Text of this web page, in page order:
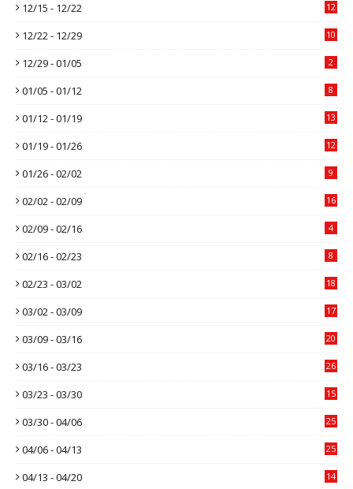
12/15 - 12/22 12
12/22 - 12/29 10
12/29 - 01/05 2
01/05 - 01/12 8
01/12 - 01/19 13
01/19 - 01/26 12
01/26 - 02/02 9
02/02 - 02/09 16
02/09 - 02/16 4
02/16 - 02/23 8
02/23 - 03/02 18
03/02 - 03/09 17
03/09 - 03/16 20
03/16 - 03/23 26
03/23 - 03/30 15
03/30 - 04/06 25
04/06 - 04/13 25
04/13 - 04/20 14